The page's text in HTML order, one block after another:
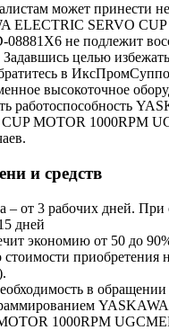
может принести
ELECTRIC SERVO
не подлежит
целью
в
высокоточное
работоспособность
MOTOR 1000RPM
и средств
– от 3 рабочих дней. При
дней
экономию от 50 до
стоимости приобретения
в обращении
1000RPM